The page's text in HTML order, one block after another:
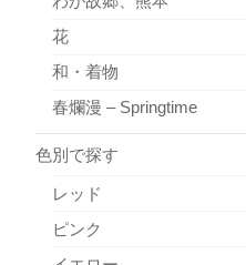
花
和・着物
春爛漫 – Springtime
色別で探す
レッド
ピンク